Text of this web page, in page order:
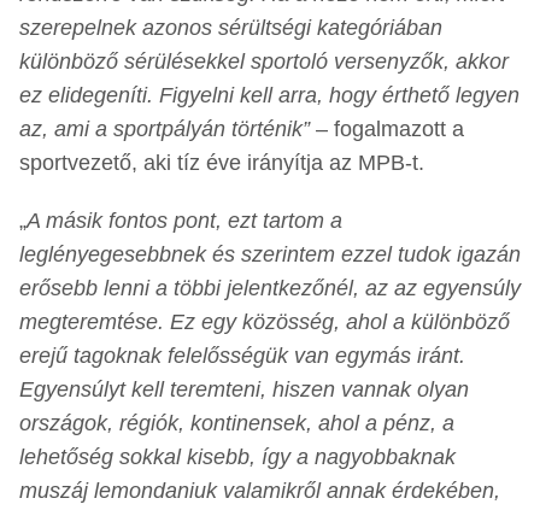
szerepelnek azonos sérültségi kategóriában
különböző sérülésekkel sportoló versenyzők, akkor
ez elidegeníti. Figyelni kell arra, hogy érthető legyen
az, ami a sportpályán történik”– fogalmazott a
sportvezető, aki tíz éve irányítja az MPB-t.
„A másik fontos pont, ezt tartom a
leglényegesebbnek és szerintem ezzel tudok igazán
erősebb lenni a többi jelentkezőnél, az az egyensúly
megteremtése. Ez egy közösség, ahol a különböző
erejű tagoknak felelősségük van egymás iránt.
Egyensúlyt kell teremteni, hiszen vannak olyan
országok, régiók, kontinensek, ahol a pénz, a
lehetőség sokkal kisebb, így a nagyobbaknak
muszáj lemondaniuk valamikről annak érdekében,